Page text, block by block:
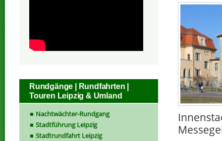
Rundgänge | Rundfahrten |
Touren Leipzig & Umland
Nachtwächter-Rundgang
Stadtführung Leipzig
Stadtrundfahrt Leipzig